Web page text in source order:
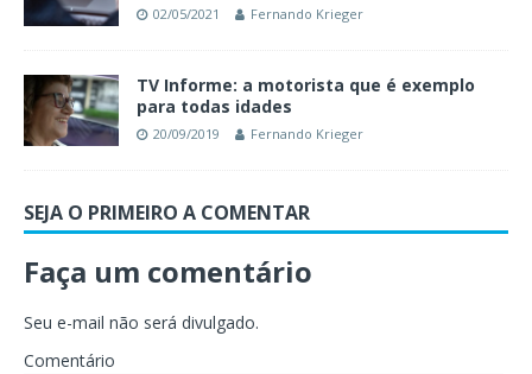
02/05/2021 Fernando Krieger
TV Informe: a motorista que é exemplo
para todas idades
20/09/2019 Fernando Krieger
SEJA O PRIMEIRO A COMENTAR
Faça um comentário
Seu e-mail não será divulgado.
Comentário